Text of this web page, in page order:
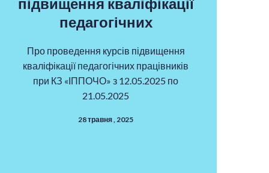
педагогічних
Про проведення курсів підвищення
кваліфікації педагогічних працівників
при КЗ «ІППОЧО» з 12.05.2025 по
21.05.2025
28 травня , 2025